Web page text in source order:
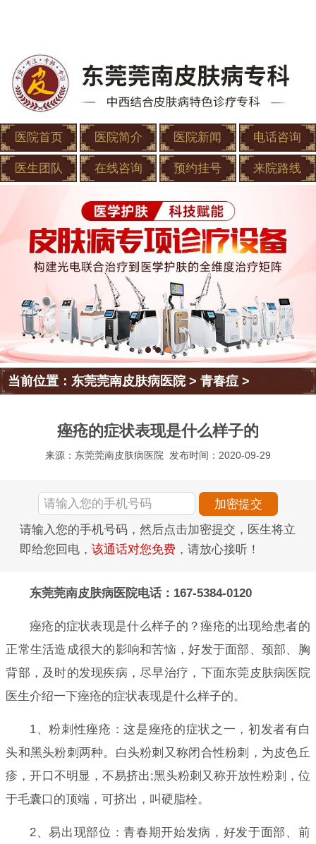
医院首页 医院简介 医院新闻 电话咨询
医生团队 在线咨询 预约挂号 来院路线
当前位置：东莞莞南皮肤病医院>青春痘 >
痤疮的症状表现是什么样子的
来源：东莞莞南皮肤病医院 发布时间：2020-09-29
请输入您的手机号码，然后点击加密提交，医生将立
即给您回电， 该通话对您免费 ，请放心接听！
东莞莞南皮肤病医院电话：167-5384-0120
痤疮的症状表现是什么样子的？痤疮的出现给患者的
正常生活造成很大的影响和苦恼，好发于面部、颈部、胸
背部，及时的发现疾病，尽早治疗，下面东莞皮肤病医院
医生介绍一下痤疮的症状表现是什么样子的。
1、粉刺性痤疮：这是痤疮的症状之一，初发者有白
头和黑头粉刺两种。白头粉刺又称闭合性粉刺，为皮色丘
疹，开口不明显，不易挤出;黑头粉刺又称开放性粉刺，位
于毛囊口的顶端，可挤出，叫硬脂栓。
2、易出现部位：青春期开始发病，好发于面部、前